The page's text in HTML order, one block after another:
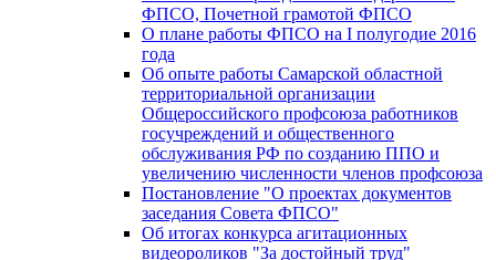
ФПСО, Почетной грамотой ФПСО
О плане работы ФПСО на I полугодие 2016
года
Об опыте работы Самарской областной
территориальной организации
Общероссийского профсоюза работников
госучреждений и общественного
обслуживания РФ по созданию ППО и
увеличению численности членов профсоюза
Постановление "О проектах документов
заседания Совета ФПСО"
Об итогах конкурса агитационных
видеороликов "За достойный труд"